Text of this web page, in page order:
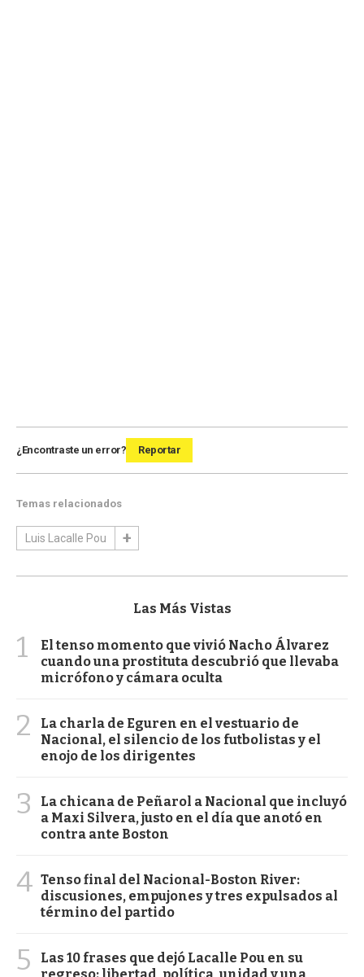
¿Encontraste un error? Reportar
Temas relacionados
Luis Lacalle Pou
Las Más Vistas
1
El tenso momento que vivió Nacho Álvarez
cuando una prostituta descubrió que llevaba
micrófono y cámara oculta
2
La charla de Eguren en el vestuario de
Nacional, el silencio de los futbolistas y el
enojo de los dirigentes
3
La chicana de Peñarol a Nacional que incluyó
a Maxi Silvera, justo en el día que anotó en
contra ante Boston
4 Tenso final del Nacional-Boston River:
discusiones, empujones y tres expulsados al
término del partido
5
Las 10 frases que dejó Lacalle Pou en su